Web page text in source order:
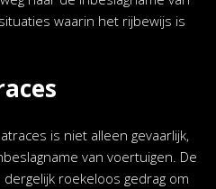
waarin het rijbewijs is
is niet alleen gevaarlijk,
van voertuigen. De
roekeloos gedrag om